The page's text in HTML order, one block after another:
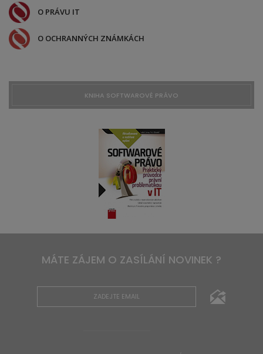
O PRÁVU IT
O OCHRANNÝCH ZNÁMKÁCH
KNIHA SOFTWAROVÉ PRÁVO
MÁTE ZÁJEM O ZASÍLÁNÍ NOVINEK ?